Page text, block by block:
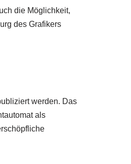
die Möglichkeit,
des Grafikers
werden. Das
als